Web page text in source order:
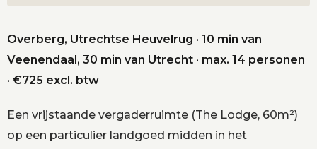
Overberg, Utrechtse Heuvelrug · 10 min van
Veenendaal, 30 min van Utrecht · max. 14 personen
· €725 excl. btw
Een vrijstaande vergaderruimte (The Lodge, 60m²)
op een particulier landgoed midden in het